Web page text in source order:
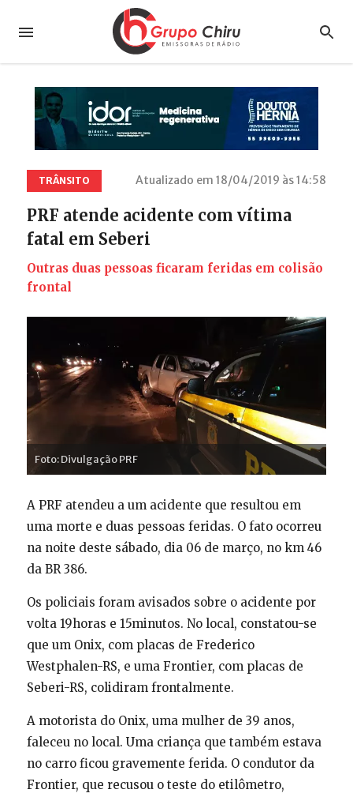
TRÂNSITO Atualizado em 18/04/2019 às 14:58
PRF atende acidente com vítima
fatal em Seberi
Outras duas pessoas ficaram feridas em colisão
frontal
Foto: Divulgação PRF
A PRF atendeu a um acidente que resultou em
uma morte e duas pessoas feridas. O fato ocorreu
na noite deste sábado, dia 06 de março, no km 46
da BR 386.
Os policiais foram avisados sobre o acidente por
volta 19horas e 15minutos. No local, constatou-se
que um Onix, com placas de Frederico
Westphalen-RS, e uma Frontier, com placas de
Seberi-RS, colidiram frontalmente.
A motorista do Onix, uma mulher de 39 anos,
faleceu no local. Uma criança que também estava
no carro ficou gravemente ferida. O condutor da
Frontier, que recusou o teste do etilômetro,